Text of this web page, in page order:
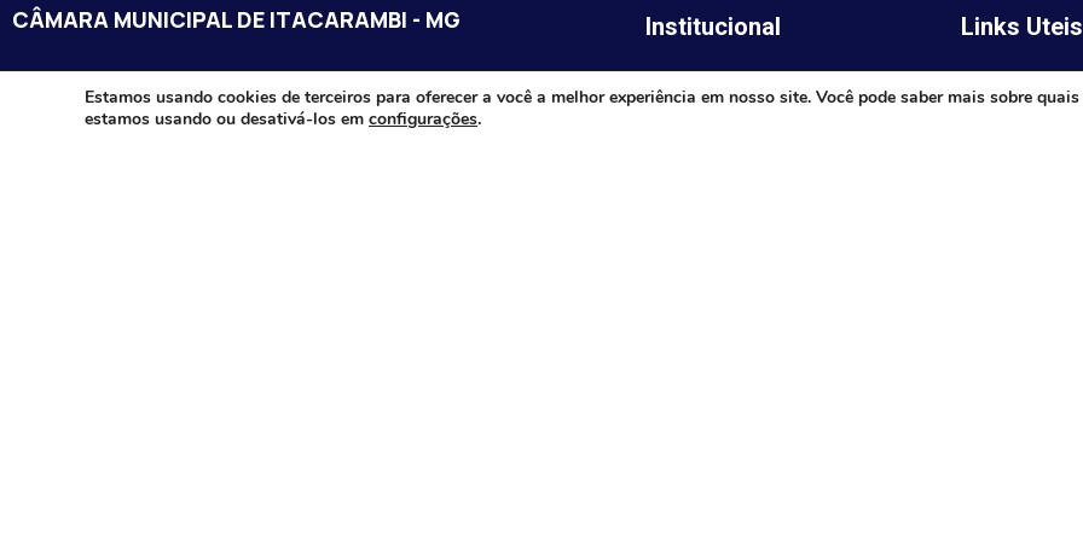
CÂMARA MUNICIPAL DE ITACARAMBI - MG
Endereço: Av. Juca Nascimento, n.º 240, Nossa Senhora de Fátima,
Itacarambi/MG – CEP: 39470-000
Institucional
Legislativo
Links Uteis
Prefeitura de
Estamos usando cookies de terceiros para oferecer a você a melhor experiência em nosso site. Você pode saber mais sobre
estamos usando ou desativá-los em configurações.